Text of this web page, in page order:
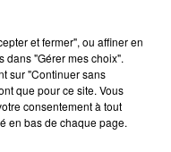
sa bataille...
et fermer", ou affiner en
dans "Gérer mes choix".
sur "Continuer sans
que pour ce site. Vous
consentement à tout
en bas de chaque page.